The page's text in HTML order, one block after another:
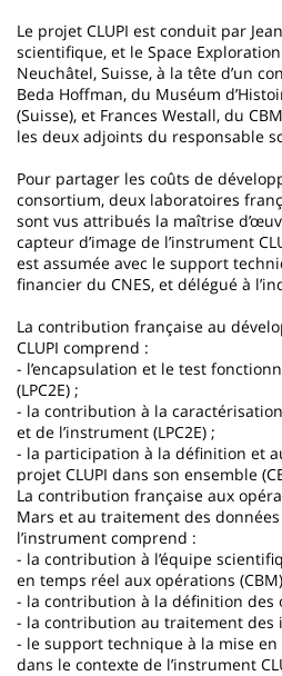
Le projet CLUPI est conduit par
scientifique, et le Space
Neuchâtel, Suisse, à la tête d’un
Beda Hoffman, du Muséum
(Suisse), et Frances Westall, du
les deux adjoints du responsable
Pour partager les coûts de
consortium, deux laboratoires
sont vus attribués la maîtrise
capteur d’image de l’instrument
est assumée avec le support
financier du CNES, et délégué à
La contribution française au
CLUPI comprend :
- l’encapsulation et le test
(LPC2E) ;
- la contribution à la
et de l’instrument (LPC2E) ;
- la participation à la définition et
projet CLUPI dans son ensemble
La contribution française aux
Mars et au traitement des
l’instrument comprend :
- la contribution à l’équipe
en temps réel aux opérations
- la contribution à la définition des
- la contribution au traitement des
- le support technique à la mise
dans le contexte de l’instrument